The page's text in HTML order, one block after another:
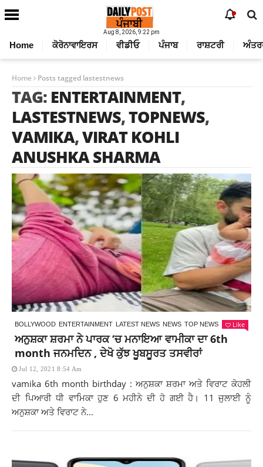
Aug 8, 2026, 9:22 pm
Home ਕੋਰੋਨਾਵਾਇਰਸ ਵੀਡੀਓ ਪੰਜਾਬ ਰਾਸ਼ਟਰੀ
Home Posts tagged lastestnews
TAG: ENTERTAINMENT,
LASTESTNEWS,TOPNEWS,
VAMIKA,VIRAT KOHLI
ANUSHKA SHARMA
BOLLYWOOD ENTERTAINMENT LATEST NEWS NEWS TOP NEWS Like
ਅਨੁਸ਼ਕਾ ਸ਼ਰਮਾ ਨੇ ਪਾਰਕ ‘ਚ ਮਨਾਇਆ ਵਾਮੀਕਾ ਦਾ 6th
month ਜਨਮਦਿਨ , ਦੇਖੋ ਕੁੱਝ ਖੂਬਸੂਰਤ ਤਸਵੀਰਾਂ
Jul 12, 2021 8:54 Am
vamika 6th month birthday : ਅਨੁਸ਼ਕਾ ਸ਼ਰਮਾ ਅਤੇ ਵਿਰਾਟ ਕੋਹਲੀ
ਦੀ ਪਿਆਰੀ ਧੀ ਵਾਮਿਕਾ ਹੁਣ 6 ਮਹੀਨੇ ਦੀ ਹੋ ਗਈ ਹੈ। 11 ਜੁਲਾਈ ਨੂੰ
ਅਨੁਸ਼ਕਾ ਅਤੇ ਵਿਰਾਟ ਨੇ...